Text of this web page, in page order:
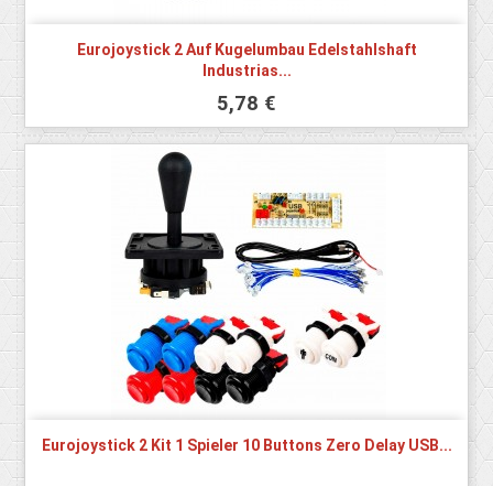
Eurojoystick 2 Auf Kugelumbau Edelstahlshaft
Industrias...
5,78 €
Eurojoystick 2 Kit 1 Spieler 10 Buttons Zero Delay USB...